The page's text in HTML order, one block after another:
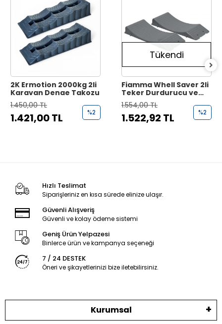
2K Ermotion 2000kg 2li
Karavan Denge Takozu
1.450,00 TL
1.421,00 TL %2
Tükendi
Fiamma Whell Saver 2li
Teker Durdurucu ve
Koruyucu Takoz
1.554,00 TL
1.522,92 TL %2
Hızlı Teslimat
Siparişleriniz en kısa sürede elinize ulaşır.
Güvenli Alışveriş
Güvenli ve kolay ödeme sistemi
Geniş Ürün Yelpazesi
Binlerce ürün ve kampanya seçeneği
7 / 24 DESTEK
Öneri ve şikayetlerinizi bize iletebilirsiniz.
Kurumsal